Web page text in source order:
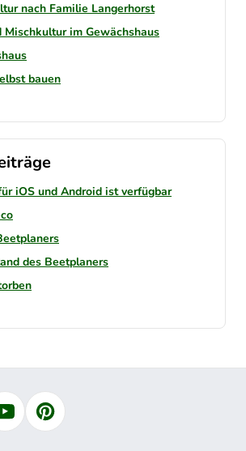
nach Familie Langerhorst
Mischkultur im Gewächshaus
bauen
iOS und Android ist verfügbar
des Beetplaners
YouTubePinterest